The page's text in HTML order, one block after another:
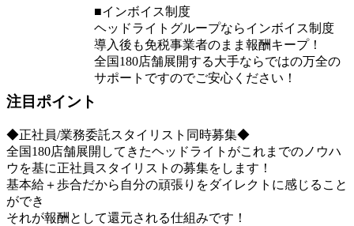
■インボイス制度
ヘッドライトグループならインボイス制度
導入後も免税事業者のまま報酬キープ！
全国180店舗展開する大手ならではの万全の
サポートですのでご安心ください！
注目ポイント
◆正社員/業務委託スタイリスト同時募集◆
全国180店舗展開してきたヘッドライトがこれまでのノウハ
ウを基に正社員スタイリストの募集をします！
基本給＋歩合だから自分の頑張りをダイレクトに感じること
ができ
それが報酬として還元される仕組みです！